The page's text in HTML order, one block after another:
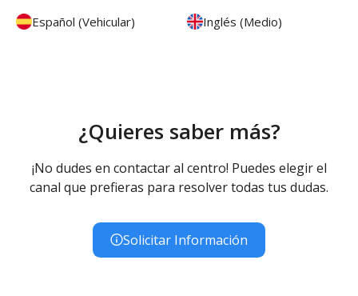
Español (Vehicular) Inglés (Medio)
¿Quieres saber más?
¡No dudes en contactar al centro! Puedes elegir el
canal que prefieras para resolver todas tus dudas.
Solicitar Información